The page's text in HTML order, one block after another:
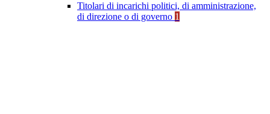
Titolari di incarichi politici, di amministrazione,
di direzione o di governo 1